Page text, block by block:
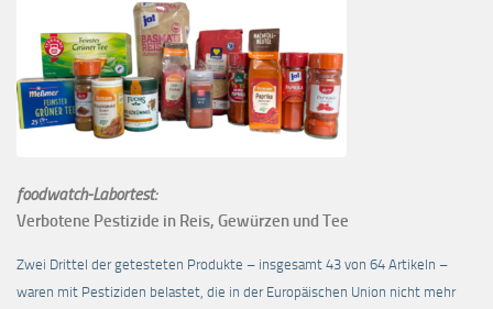
foodwatch-Labortest:
Verbotene Pestizide in Reis, Gewürzen und Tee
Zwei Drittel der getesteten Produkte – insgesamt 43 von 64 Artikeln –
waren mit Pestiziden belastet, die in der Europäischen Union nicht mehr